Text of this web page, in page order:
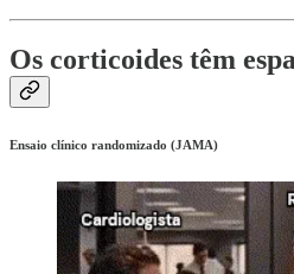
Os corticoides têm
Ensaio clínico randomizado (JAMA)